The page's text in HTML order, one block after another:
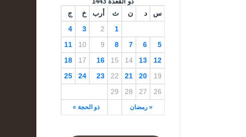
س د ن ث أرب خ ج
« رمضان ذو الحجة »
1
2
3
4
5
6
7
8
9
10
11
12
13
14
15
16
17
18
19
20
21
22
23
24
25
26
27
28
29